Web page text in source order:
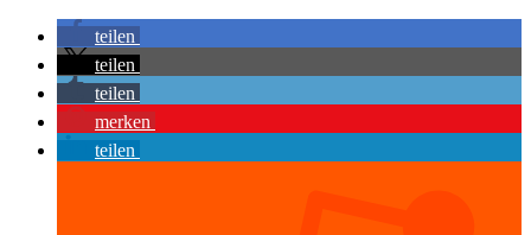
teilen
teilen
teilen
merken
teilen